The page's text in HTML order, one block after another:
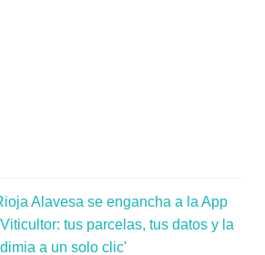
Alavesa se engancha a la App
tus parcelas, tus datos y la
a un solo clic'